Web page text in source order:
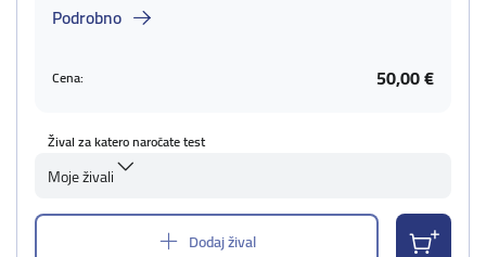
Podrobno
Cena: 50,00 €
Žival za katero naročate test
Moje živali
Dodaj žival